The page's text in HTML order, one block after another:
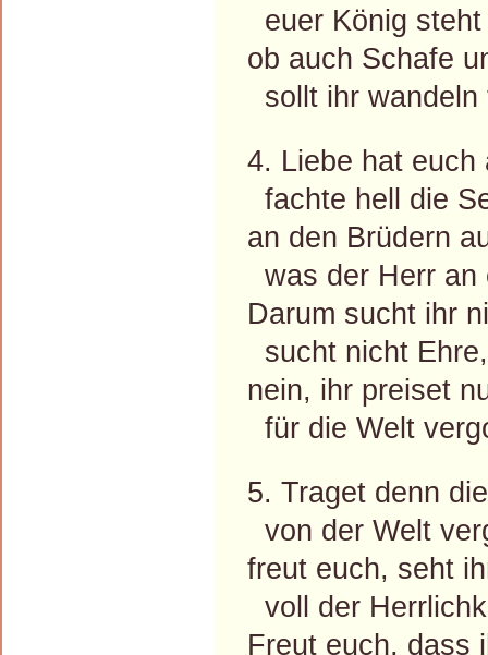
euer König
ob auch Schafe
sollt ihr
4. Liebe hat euch
fachte hell die
an den Brüdern
was der Herr an
Darum sucht ihr
sucht nicht
nein, ihr preiset
für die Welt
5. Traget denn
von der Welt
freut euch, seht
voll der
Freut euch, dass